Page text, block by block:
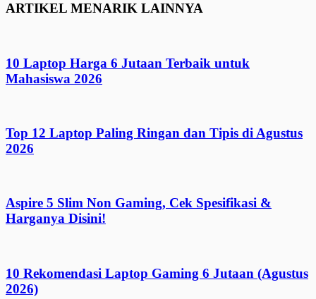
ARTIKEL MENARIK LAINNYA
10 Laptop Harga 6 Jutaan Terbaik untuk
Mahasiswa 2026
Top 12 Laptop Paling Ringan dan Tipis di Agustus
2026
Aspire 5 Slim Non Gaming, Cek Spesifikasi &
Harganya Disini!
10 Rekomendasi Laptop Gaming 6 Jutaan (Agustus
2026)